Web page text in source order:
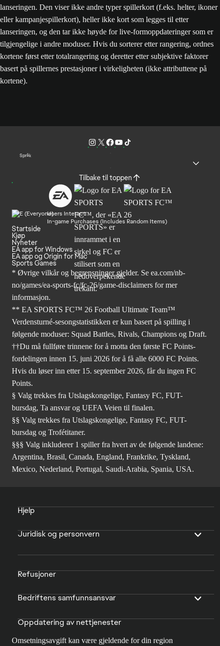
lanseringen. Den viser ikke andre typer spillerkort (f.eks. helter, ikoner
eller kampanjespillerkort), heller ikke kort som legges til etter
lanseringen, og den tar ikke høyde for live-formoppdateringer som er
tilgjengelige i andre moduser. Hvis du sorterer etter rangering, ordnes
kortene først etter totalrangering og deretter etter subjektive faktorer
basert på spillernes prestasjoner i virkeligheten (ikke attributtene på
kortene).
Språk
Tilbake til toppen
Users Interact
In-game Purchases (Includes Random Items)
Startside
Kjøp
Nyheter
EA app for Windows
EA app og Origin for Mac
Sports Games
* Øvrige vilkår og begrensninger gjelder. Se ea.com/nb-
no/games/ea-sports-fc/fc-26/game-disclaimers for mer
informasjon.
** EA SPORTS FC™ 26 Football Ultimate Team™
Verdensturné-sesongstatistikken er kun basert på spilling i
følgende moduser: Squad Battles, Rivals, Champions og Draft.
††Du må fullføre trinnene for å motta den første FC Points-
fordelingen innen 15. juni 2026 for å få alle 6000 FC Points.
Hvis du løser inn etter 15. september 2026, får du ingen FC
Points.
§ Valg trekkes fra Utslagskongelige, Fantasy FC, FUT-
bursdag, Ta ansvar og UEFA Veien til finalen.
§§ Valg trekkes fra Utslagskongelige, Fantasy FC, FUT-
bursdag og Trofétitaner.
§§§ Valg inkluderer 1 spiller fra hvert av de følgende landene:
Argentina, Brasil, Canada, England, Frankrike, Tyskland,
Mexico, Nederland, Portugal, Saudi-Arabia, Spania, USA.
Hjelp
Juridisk og personvern
Refusjoner
Bedriftens samfunnsansvar
Oppdatering av nettjenester
Omsetningsavgift kan være gjeldende for din region